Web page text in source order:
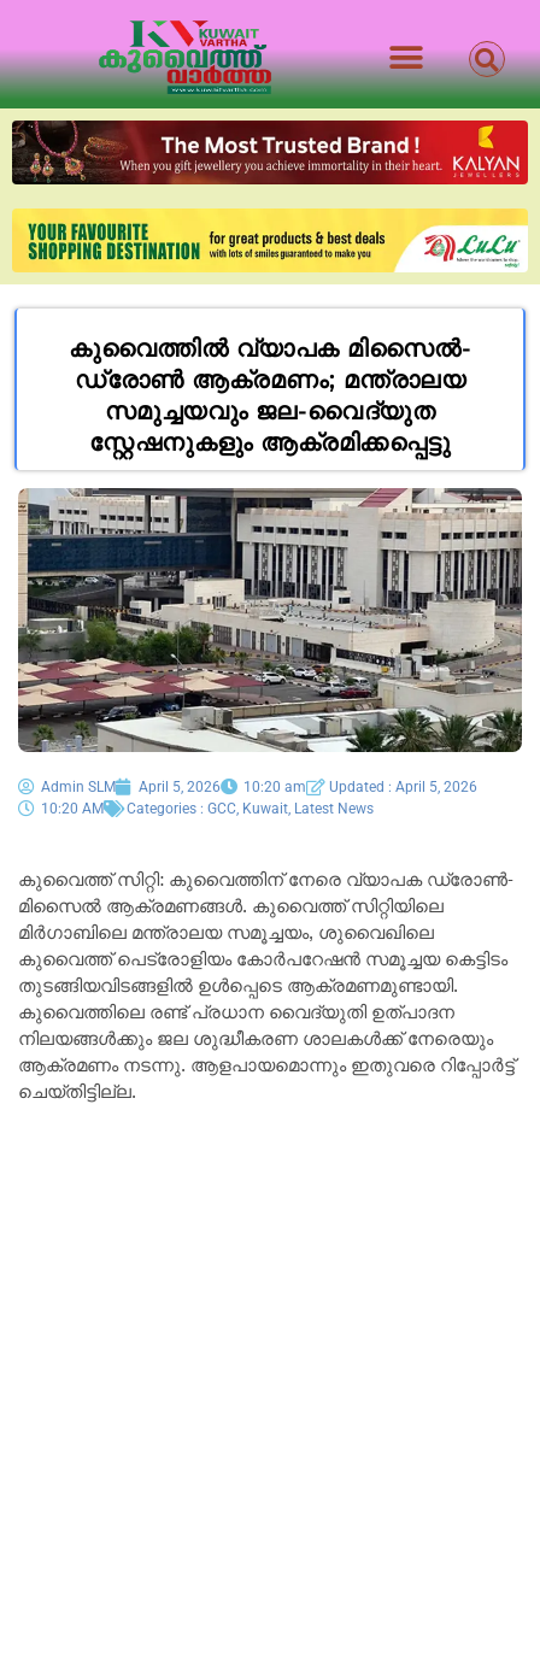
കുവൈത്തിൽ വ്യാപക മിസൈൽ-
ഡ്രോൺ ആക്രമണം; മന്ത്രാലയ
സമുച്ചയവും ജല-വൈദ്യുത
സ്റ്റേഷനുകളും ആക്രമിക്കപ്പെട്ടു
Admin SLM April 5, 2026 10:20 am
Updated : April 5, 2026
10:20 AM
Categories : GCC Kuwait Latest News
കുവൈത്ത് സിറ്റി: കുവൈത്തിന് നേരെ വ്യാപക ഡ്രോൺ-
മിസൈൽ ആക്രമണങ്ങൾ. കുവൈത്ത് സിറ്റിയിലെ
മിർഗാബിലെ മന്ത്രാലയ സമൂച്ചയം, ശുവൈഖിലെ
കുവൈത്ത് പെട്രോളിയം കോർപറേഷൻ സമൂച്ചയ കെട്ടിടം
തുടങ്ങിയവിടങ്ങളിൽ ഉൾപ്പെടെ ആക്രമണമുണ്ടായി.
കുവൈത്തിലെ രണ്ട് പ്രധാന വൈദ്യുതി ഉത്പാദന
നിലയങ്ങൾക്കും ജല ശുദ്ധീകരണ ശാലകൾക്ക് നേരെയും
ആക്രമണം നടന്നു. ആളപായമൊന്നും ഇതുവരെ റിപ്പോർട്ട്
ചെയ്തിട്ടില്ല.